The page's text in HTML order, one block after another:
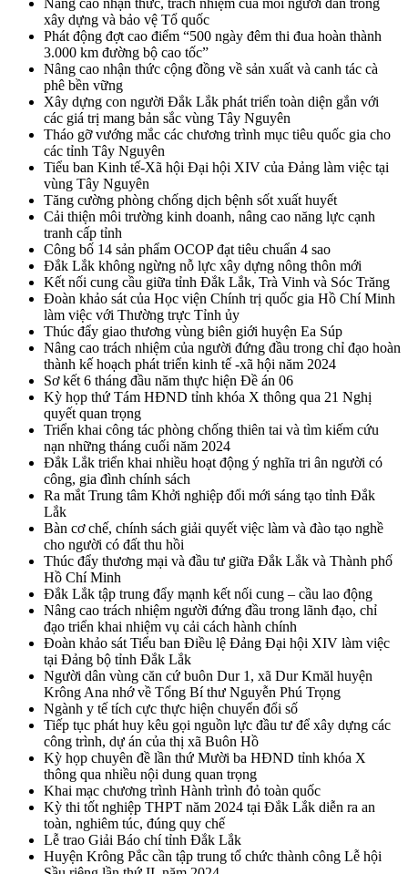
Nâng cao nhận thức, trách nhiệm của mỗi người dân trong
xây dựng và bảo vệ Tổ quốc
Phát động đợt cao điểm “500 ngày đêm thi đua hoàn thành
3.000 km đường bộ cao tốc”
Nâng cao nhận thức cộng đồng về sản xuất và canh tác cà
phê bền vững
Xây dựng con người Đắk Lắk phát triển toàn diện gắn với
các giá trị mang bản sắc vùng Tây Nguyên
Tháo gỡ vướng mắc các chương trình mục tiêu quốc gia cho
các tỉnh Tây Nguyên
Tiểu ban Kinh tế-Xã hội Đại hội XIV của Đảng làm việc tại
vùng Tây Nguyên
Tăng cường phòng chống dịch bệnh sốt xuất huyết
Cải thiện môi trường kinh doanh, nâng cao năng lực cạnh
tranh cấp tỉnh
Công bố 14 sản phẩm OCOP đạt tiêu chuẩn 4 sao
Đắk Lắk không ngừng nỗ lực xây dựng nông thôn mới
Kết nối cung cầu giữa tỉnh Đắk Lắk, Trà Vinh và Sóc Trăng
Đoàn khảo sát của Học viện Chính trị quốc gia Hồ Chí Minh
làm việc với Thường trực Tỉnh ủy
Thúc đẩy giao thương vùng biên giới huyện Ea Súp
Nâng cao trách nhiệm của người đứng đầu trong chỉ đạo hoàn
thành kế hoạch phát triển kinh tế -xã hội năm 2024
Sơ kết 6 tháng đầu năm thực hiện Đề án 06
Kỳ họp thứ Tám HĐND tỉnh khóa X thông qua 21 Nghị
quyết quan trọng
Triển khai công tác phòng chống thiên tai và tìm kiếm cứu
nạn những tháng cuối năm 2024
Đắk Lắk triển khai nhiều hoạt động ý nghĩa tri ân người có
công, gia đình chính sách
Ra mắt Trung tâm Khởi nghiệp đổi mới sáng tạo tỉnh Đắk
Lắk
Bàn cơ chế, chính sách giải quyết việc làm và đào tạo nghề
cho người có đất thu hồi
Thúc đẩy thương mại và đầu tư giữa Đắk Lắk và Thành phố
Hồ Chí Minh
Đắk Lắk tập trung đẩy mạnh kết nối cung – cầu lao động
Nâng cao trách nhiệm người đứng đầu trong lãnh đạo, chỉ
đạo triển khai nhiệm vụ cải cách hành chính
Đoàn khảo sát Tiểu ban Điều lệ Đảng Đại hội XIV làm việc
tại Đảng bộ tỉnh Đắk Lắk
Người dân vùng căn cứ buôn Dur 1, xã Dur Kmăl huyện
Krông Ana nhớ về Tổng Bí thư Nguyễn Phú Trọng
Ngành y tế tích cực thực hiện chuyển đổi số
Tiếp tục phát huy kêu gọi nguồn lực đầu tư để xây dựng các
công trình, dự án của thị xã Buôn Hồ
Kỳ họp chuyên đề lần thứ Mười ba HĐND tỉnh khóa X
thông qua nhiều nội dung quan trọng
Khai mạc chương trình Hành trình đỏ toàn quốc
Kỳ thi tốt nghiệp THPT năm 2024 tại Đắk Lắk diễn ra an
toàn, nghiêm túc, đúng quy chế
Lễ trao Giải Báo chí tỉnh Đắk Lắk
Huyện Krông Pắc cần tập trung tổ chức thành công Lễ hội